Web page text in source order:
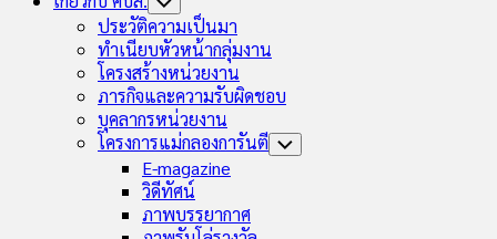
Child
Menu
ประวัติความเป็นมา
ทำเนียบหัวหน้ากลุ่มงาน
โครงสร้างหน่วยงาน
ภารกิจและความรับผิดชอบ
บุคลากรหน่วยงาน
โครงการแม่กลองการันตี Toggle
E-magazine
วิดีทัศน์
ภาพบรรยากาศ